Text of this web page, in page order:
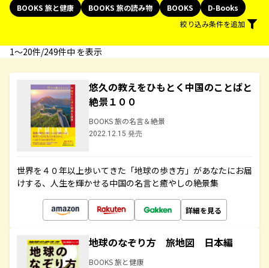
BOOKS 旅と健康
BOOKS 旅の読み物 BOOKS
D-Books
絞り込み条件を追加
1〜20件/249件中 を表示
悠久の教えをひもとく中国のことばと
絶景１００
BOOKS 旅の名言＆絶景
2022.12.15 発売
世界を４０年以上歩いてきた「地球の歩き方」があなたにお届
けする、人生を輝かせる中国の名言と癒やしの絶景集
詳細を見る
地球のなぞり方 旅地図 日本編
BOOKS 旅と健康